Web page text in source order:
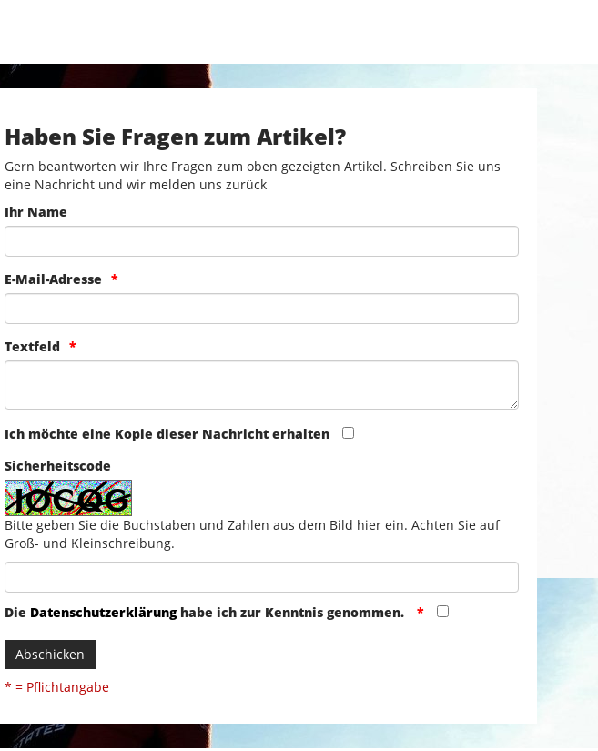
Haben Sie Fragen zum Artikel?
Gern beantworten wir Ihre Fragen zum oben gezeigten Artikel. Schreiben Sie uns
eine Nachricht und wir melden uns zurück
Ihr Name
E-Mail-Adresse
Textfeld
Ich möchte eine Kopie dieser Nachricht erhalten
Sicherheitscode
Bitte geben Sie die Buchstaben und Zahlen aus dem Bild hier ein. Achten Sie auf
Groß- und Kleinschreibung.
Die Datenschutzerklärunghabe ich zur Kenntnis genommen.
Abschicken
* = Pflichtangabe